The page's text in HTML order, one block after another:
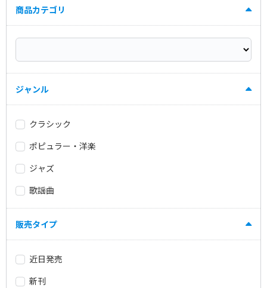
商品カテゴリ
ジャンル
クラシック
ポピュラー・洋楽
ジャズ
歌謡曲
販売タイプ
近日発売
新刊